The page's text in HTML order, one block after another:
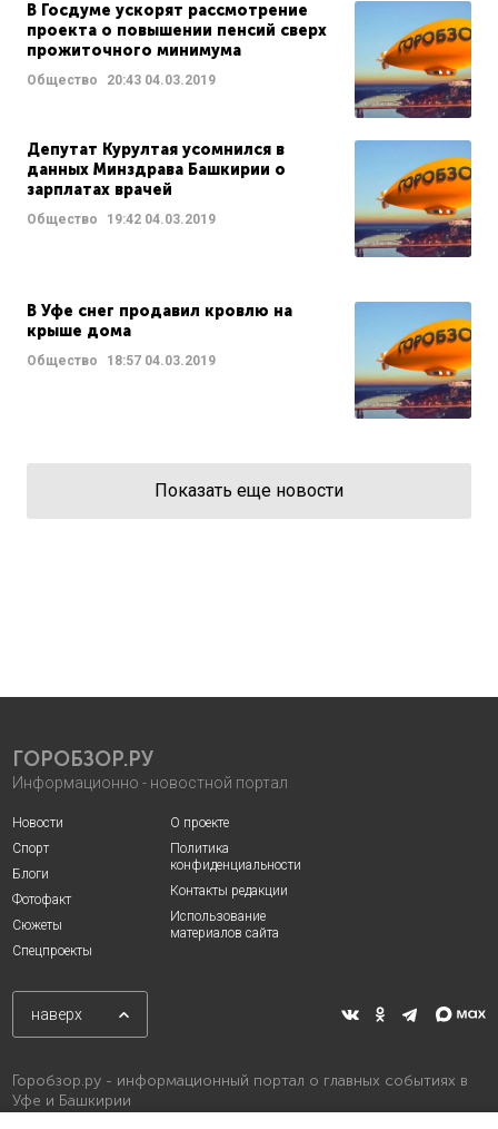
В Госдуме ускорят рассмотрение
проекта о повышении пенсий сверх
прожиточного минимума
Общество 20:43 04.03.2019
Депутат Курултая усомнился в
данных Минздрава Башкирии о
зарплатах врачей
Общество 19:42 04.03.2019
В Уфе снег продавил кровлю на
крыше дома
Общество 18:57 04.03.2019
Показать еще новости
ГОРОБЗОР.РУ
Информационно - новостной портал
Новости
Спорт
Блоги
Фотофакт
Сюжеты
Спецпроекты
О проекте
Политика
конфиденциальности
Контакты редакции
Использование
материалов сайта
наверх
Горобзор.ру - информационный портал о главных событиях в
Уфе и Башкирии